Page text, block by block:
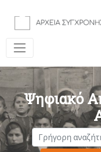
Ψηφιακό